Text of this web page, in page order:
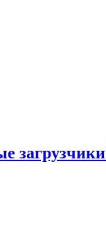
загрузчики